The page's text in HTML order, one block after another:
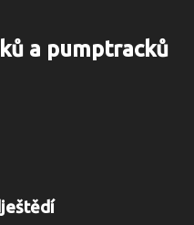
a pumptracků